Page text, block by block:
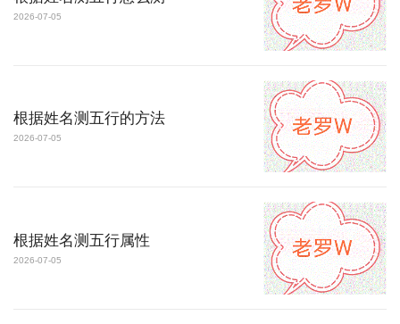
2026-07-05
根据姓名测五行的方法
2026-07-05
根据姓名测五行属性
2026-07-05